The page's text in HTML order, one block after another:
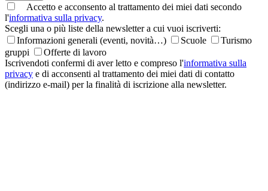
Accetto e acconsento al trattamento dei miei dati secondo
l'informativa sulla privacy.
Scegli una o più liste della newsletter a cui vuoi iscriverti:
Informazioni generali (eventi, novità…)
Scuole
Turismo
gruppi
Offerte di lavoro
Iscrivendoti confermi di aver letto e compreso l'informativa sulla
privacy e di acconsenti al trattamento dei miei dati di contatto
(indirizzo e-mail) per la finalità di iscrizione alla newsletter.